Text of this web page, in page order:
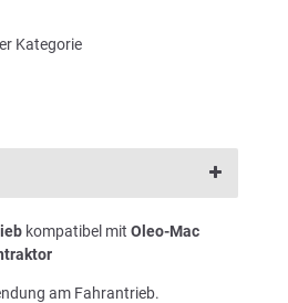
Kategorie
kompatibel mit Oleo-Mac
am Fahrantrieb.